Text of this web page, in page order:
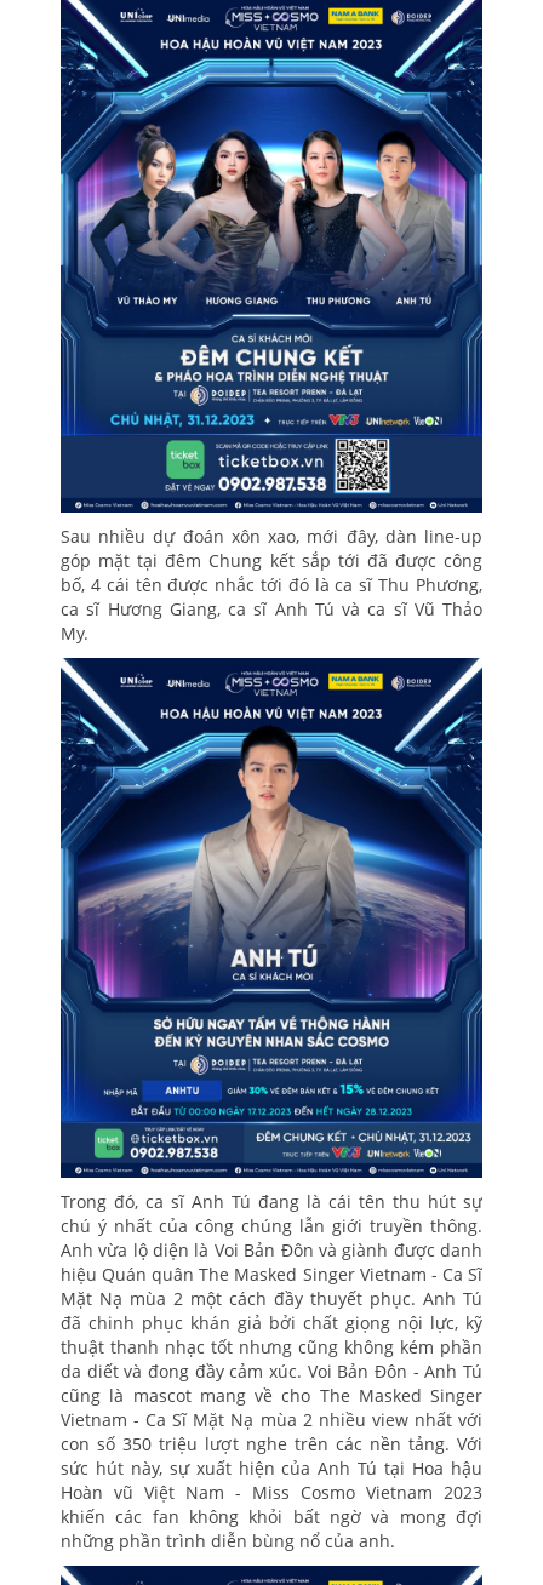
Sau nhiều dự đoán xôn xao, mới đây, dàn line-up
góp mặt tại đêm Chung kết sắp tới đã được công
bố, 4 cái tên được nhắc tới đó là ca sĩ Thu Phương,
ca sĩ Hương Giang, ca sĩ Anh Tú và ca sĩ Vũ Thảo
My.
Trong đó, ca sĩ Anh Tú đang là cái tên thu hút sự
chú ý nhất của công chúng lẫn giới truyền thông.
Anh vừa lộ diện là Voi Bản Đôn và giành được danh
hiệu Quán quân The Masked Singer Vietnam - Ca Sĩ
Mặt Nạ mùa 2 một cách đầy thuyết phục. Anh Tú
đã chinh phục khán giả bởi chất giọng nội lực, kỹ
thuật thanh nhạc tốt nhưng cũng không kém phần
da diết và đong đầy cảm xúc. Voi Bản Đôn - Anh Tú
cũng là mascot mang về cho The Masked Singer
Vietnam - Ca Sĩ Mặt Nạ mùa 2 nhiều view nhất với
con số 350 triệu lượt nghe trên các nền tảng. Với
sức hút này, sự xuất hiện của Anh Tú tại Hoa hậu
Hoàn vũ Việt Nam - Miss Cosmo Vietnam 2023
khiến các fan không khỏi bất ngờ và mong đợi
những phần trình diễn bùng nổ của anh.